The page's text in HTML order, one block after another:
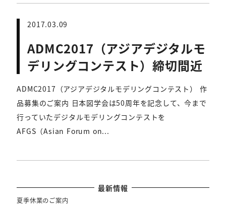
2017.03.09
ADMC2017（アジアデジタルモ
デリングコンテスト）締切間近
ADMC2017（アジアデジタルモデリングコンテスト） 作
品募集のご案内 日本図学会は50周年を記念して、今まで
行っていたデジタルモデリングコンテストを
AFGS（Asian Forum on...
最新情報
夏季休業のご案内